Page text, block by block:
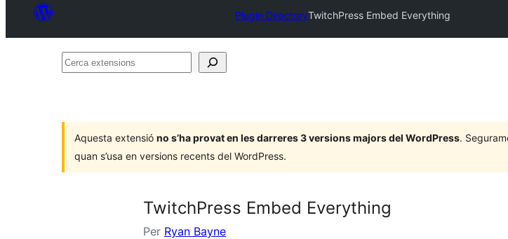
Plugin DirectoryTwitchPress Embed Everything
Cerca
Aquesta extensió no s’ha provat en les darreres 3 versions majors del WordPress.
quan s’usa en versions recents del WordPress.
TwitchPress Embed Everything
Per Ryan Bayne